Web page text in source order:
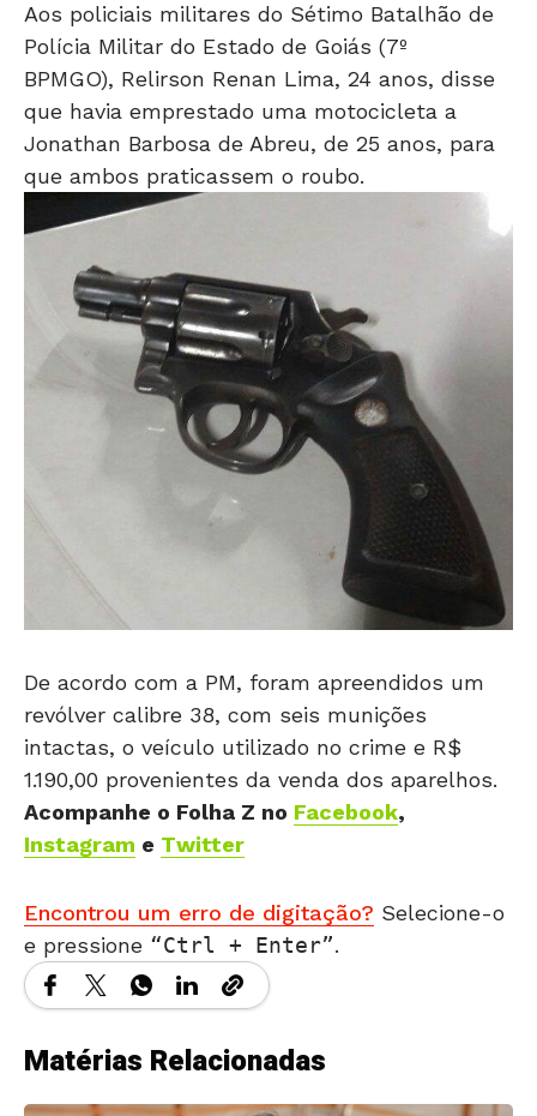
Aos policiais militares do Sétimo Batalhão de
Polícia Militar do Estado de Goiás (7º
BPMGO), Relirson Renan Lima, 24 anos, disse
que havia emprestado uma motocicleta a
Jonathan Barbosa de Abreu, de 25 anos, para
que ambos praticassem o roubo.
De acordo com a PM, foram apreendidos um
revólver calibre 38, com seis munições
intactas, o veículo utilizado no crime e R$
1.190,00 provenientes da venda dos aparelhos.
Acompanhe o Folha Z no Facebook,
Instagram e Twitter
Encontrou um erro de digitação? Selecione-o
e pressione
Ctrl + Enter .
Matérias Relacionadas